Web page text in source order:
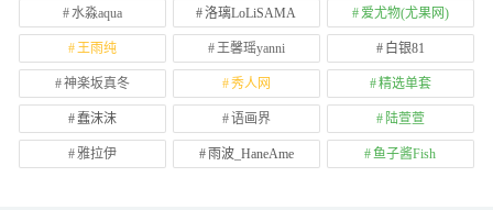
水淼aqua 洛璃LoLiSAMA 爱尤物(尤果网)
王雨纯 王馨瑶yanni 白银81
神楽坂真冬 秀人网 精选单套
蠢沫沫 语画界 陆萱萱
雅拉伊 雨波_HaneAme 鱼子酱Fish